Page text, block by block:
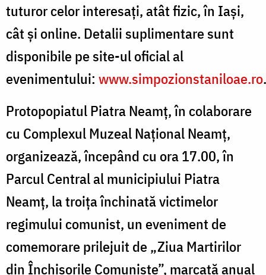
tuturor celor interesați, atât fizic, în Iași,
cât și online. Detalii suplimentare sunt
disponibile pe site-ul oficial al
evenimentului: www.simpozionstaniloae.ro.
Protopopiatul Piatra Neamț, în colaborare
cu Complexul Muzeal Național Neamț,
organizează, începând cu ora 17.00, în
Parcul Central al municipiului Piatra
Neamț, la troița închinată victimelor
regimului comunist, un eveniment de
comemorare prilejuit de „Ziua Martirilor
din Închisorile Comuniste”, marcată anual